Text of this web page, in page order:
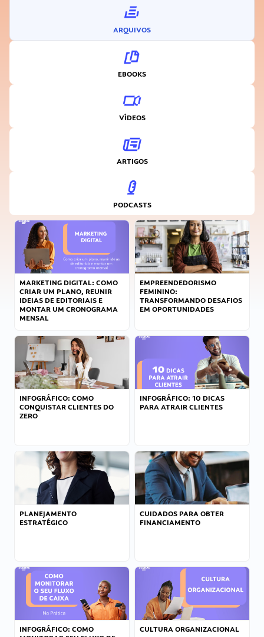
ARQUIVOS
EBOOKS
VÍDEOS
ARTIGOS
PODCASTS
MARKETING DIGITAL: COMO
CRIAR UM PLANO, REUNIR
IDEIAS DE EDITORIAIS E
MONTAR UM CRONOGRAMA
MENSAL
EMPREENDEDORISMO
FEMININO:
TRANSFORMANDO DESAFIOS
EM OPORTUNIDADES
INFOGRÁFICO: COMO
CONQUISTAR CLIENTES DO
ZERO
INFOGRÁFICO: 10 DICAS
PARA ATRAIR CLIENTES
PLANEJAMENTO
ESTRATÉGICO
CUIDADOS PARA OBTER
FINANCIAMENTO
INFOGRÁFICO: COMO
CULTURA ORGANIZACIONAL